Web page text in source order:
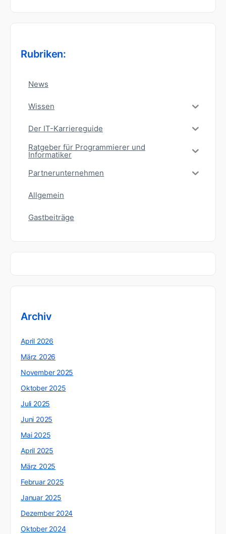
Rubriken:
News
Wissen
Der IT-Karriereguide
Ratgeber für Programmierer und
Informatiker
Partnerunternehmen
Allgemein
Gastbeiträge
Archiv
April 2026
März 2026
November 2025
Oktober 2025
Juli 2025
Juni 2025
Mai 2025
April 2025
März 2025
Februar 2025
Januar 2025
Dezember 2024
Oktober 2024